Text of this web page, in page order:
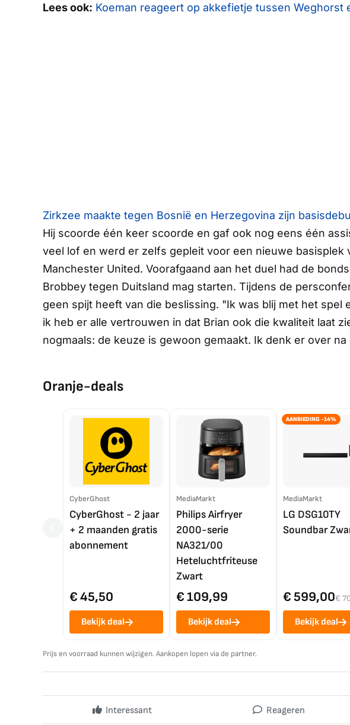
Lees ook: Koeman reageert op akkefietje tussen Weghorst
Zirkzee maakte tegen Bosnië en Herzegovina zijn
Hij scoorde één keer scoorde en gaf ook nog eens één
veel lof en werd er zelfs gepleit voor een nieuwe basisplek
Manchester United. Voorafgaand aan het duel had de
Brobbey tegen Duitsland mag starten. Tijdens de
geen spijt heeft van die beslissing. "Ik was blij met het spel
ik heb er alle vertrouwen in dat Brian ook die kwaliteit laat
nogmaals: de keuze is gewoon gemaakt. Ik denk er over na
Oranje-deals
CyberGhost
CyberGhost - 2 jaar
+ 2 maanden gratis
abonnement
€ 45,50
Bekijk deal
MediaMarkt
Philips Airfryer
2000-serie
NA321/00
Heteluchtfriteuse
Zwart
€ 109,99
Bekijk deal
AANBIEDING -14%
MediaMarkt
LG DSG10TY
Soundbar
€ 599,00€
Bekijk deal
Prijs en voorraad kunnen wijzigen. Aankopen lopen via de partner.
Interessant Reageren